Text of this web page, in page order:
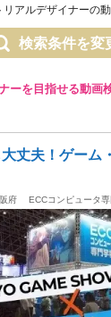
リアルデザイナーの
検索条件を変
ーを目指せる動画
丈夫！ゲーム
府 ECCコンピュータ